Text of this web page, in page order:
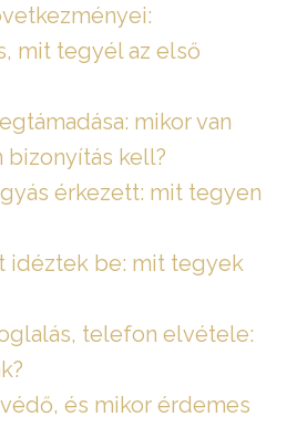
mit tegyél az első
mikor van
bizonyítás kell?
érkezett: mit tegyen
idéztek be: mit tegyek
telefon elvétele:
és mikor érdemes